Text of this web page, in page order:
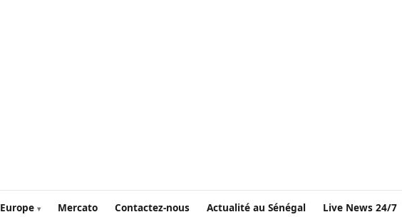
Europe Mercato Contactez-nous Actualité au Sénégal Live News 24/7